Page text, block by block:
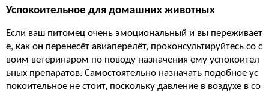
Успокоительное для домашних животных
Если ваш питомец очень эмоциональный и вы переживает
е, как он перенесёт авиаперелёт, проконсультируйтесь со с
воим ветеринаром по поводу назначения ему успокоител
ьных препаратов. Самостоятельно назначать подобное ус
покоительное не стоит, поскольку давление в воздухе в со